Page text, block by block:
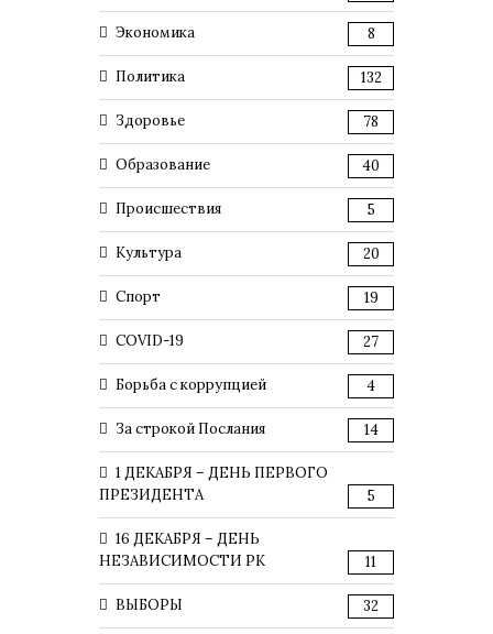
Экономика 8
Политика 132
Здоровье 78
Образование 40
Происшествия 5
Культура 20
Спорт 19
COVID-19 27
Борьба с коррупцией 4
За строкой Послания 14
1 ДЕКАБРЯ – ДЕНЬ ПЕРВОГО
ПРЕЗИДЕНТА
5
16 ДЕКАБРЯ – ДЕНЬ
НЕЗАВИСИМОСТИ РК
11
ВЫБОРЫ 32